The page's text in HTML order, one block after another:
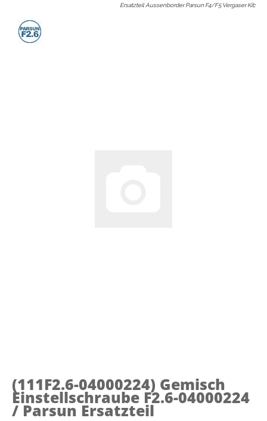
Ersatzteil Aussenborder Parsun F4/F5 Vergaser Kit:
(111F2.6-04000224) Gemisch
Einstellschraube F2.6-04000224
/ Parsun Ersatzteil